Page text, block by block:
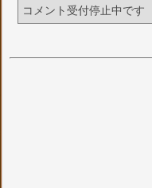
コメント受付停止中です